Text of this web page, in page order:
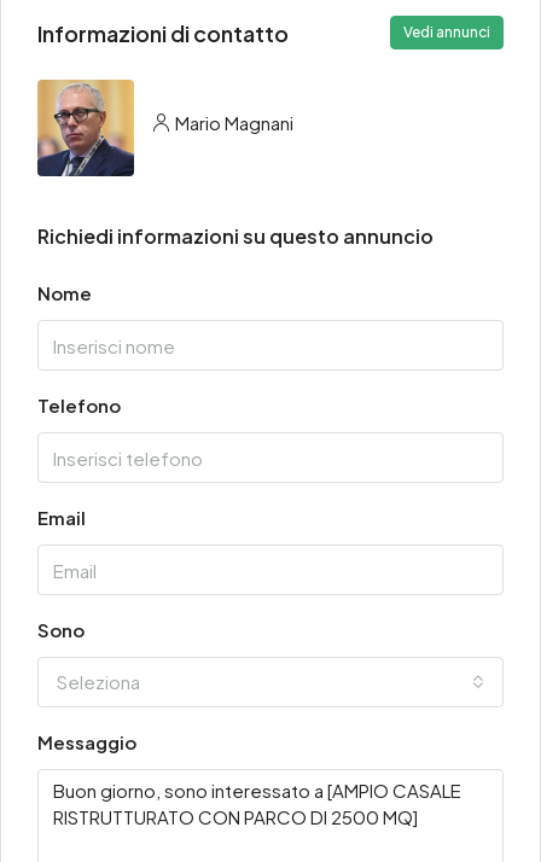
Informazioni di contatto Vedi annunci
Mario Magnani
Richiedi informazioni su questo annuncio
Nome
Telefono
Email
Sono
Seleziona
Messaggio